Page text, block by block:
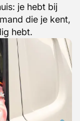
je hebt bij
die je kent,
hebt.